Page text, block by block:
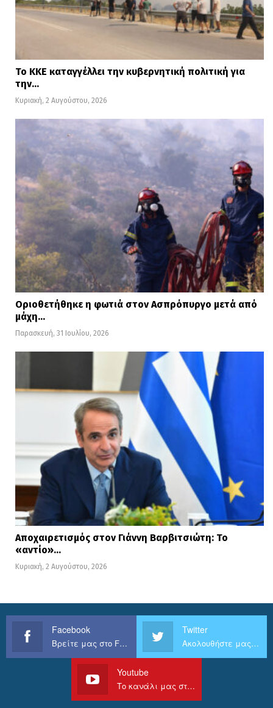
Το ΚΚΕ καταγγέλλει την κυβερνητική πολιτική για
την…
Κυριακή, 2 Αυγούστου, 2026
Οριοθετήθηκε η φωτιά στον Ασπρόπυργο μετά από
μάχη…
Παρασκευή, 31 Ιουλίου, 2026
Αποχαιρετισμός στον Γιάννη Βαρβιτσιώτη: Το
«αντίο»…
Κυριακή, 2 Αυγούστου, 2026
Facebook
Βρείτε μας στο Facebook
Twitter
Ακολουθήστε μας στο Twitter
Youtube
Το κανάλι μας στο Youtube